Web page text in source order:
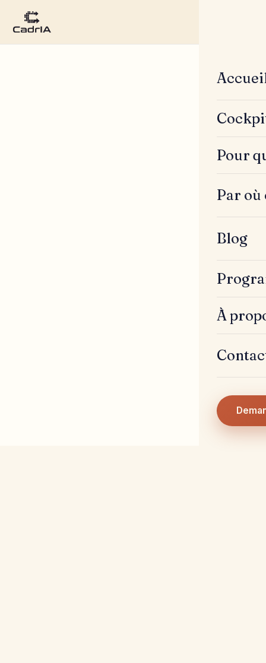
Pour
Par où
Blog
À